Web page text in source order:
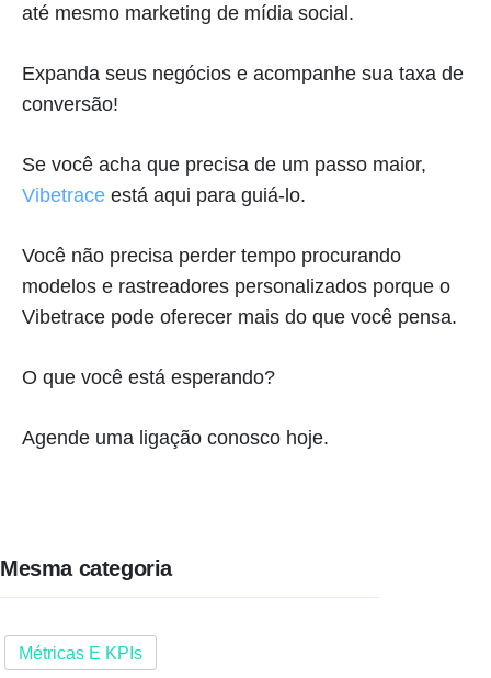
até mesmo marketing de mídia social.
Expanda seus negócios e acompanhe sua taxa de
conversão!
Se você acha que precisa de um passo maior,
Vibetrace está aqui para guiá-lo.
Você não precisa perder tempo procurando
modelos e rastreadores personalizados porque o
Vibetrace pode oferecer mais do que você pensa.
O que você está esperando?
Agende uma ligação conosco hoje.
Mesma categoria
Métricas E KPIs